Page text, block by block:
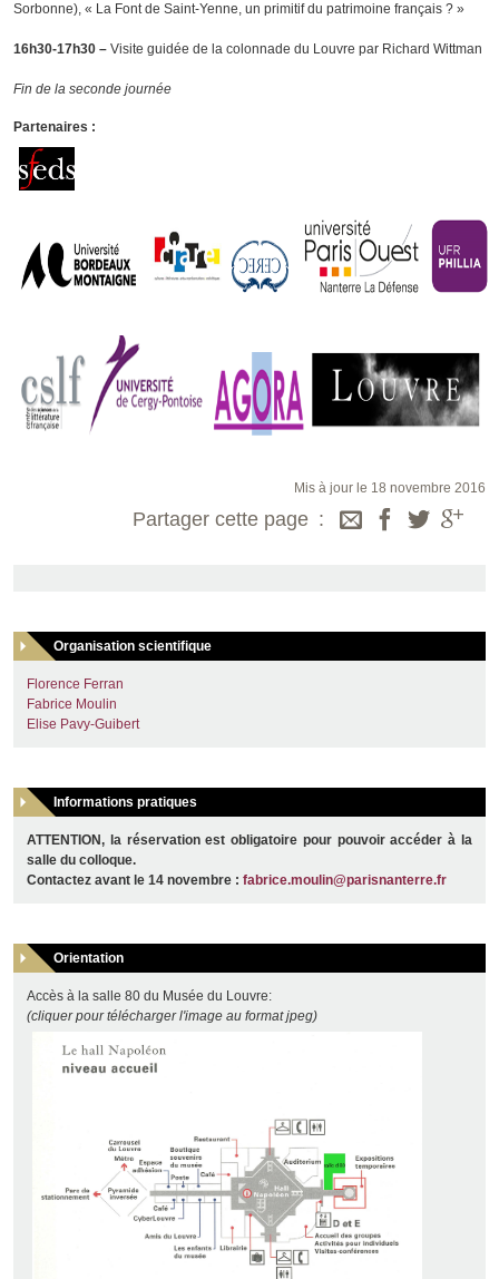
Sorbonne), « La Font de Saint-Yenne, un primitif du patrimoine français ? »
16h30-17h30 – Visite guidée de la colonnade du Louvre par Richard Wittman
Fin de la seconde journée
Partenaires :
Mis à jour le 18 novembre 2016
Partager cette page
Organisation scientifique
Florence Ferran
Fabrice Moulin
Elise Pavy-Guibert
Informations pratiques
ATTENTION, la réservation est obligatoire pour pouvoir accéder à la
salle du colloque.
Contactez avant le 14 novembre : fabrice.moulin@parisnanterre.fr
Orientation
Accès à la salle 80 du Musée du Louvre:
(cliquer pour télécharger l'image au format jpeg)